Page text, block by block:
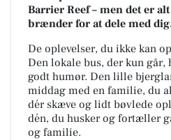
Barrier Reef – men det er
brænder for at dele med
De oplevelser, du ikke kan
Den lokale bus, der kun går,
godt humør. Den lille
middag med en familie, du
dér skæve og lidt bøvlede
dén, du husker og fortæller
og familie.